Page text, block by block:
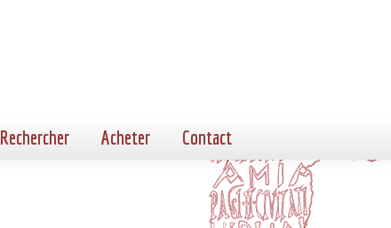
Rechercher Acheter Contact